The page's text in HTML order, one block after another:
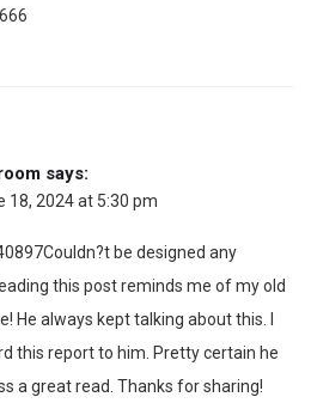
says:
18, 2024 at 5:30 pm
be designed any
this post reminds me of my old
He always kept talking about this. I
this report to him. Pretty certain he
a great read. Thanks for sharing!